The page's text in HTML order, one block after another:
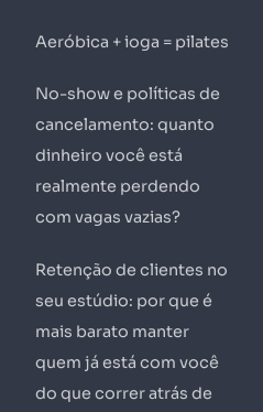
Aeróbica + ioga = pilates
No-show e políticas de
cancelamento: quanto
dinheiro você está
realmente perdendo
com vagas vazias?
Retenção de clientes no
seu estúdio: por que é
mais barato manter
quem já está com você
do que correr atrás de